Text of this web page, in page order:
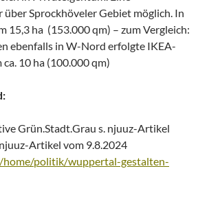
über Sprockhöveler Gebiet möglich. In
15,3 ha (153.000 qm) – zum Vergleich:
ebenfalls in W-Nord erfolgte IKEA-
10 ha (100.000 qm)
Grün.Stadt.Grau s. njuuz-Artikel
Artikel vom 9.8.2024
politik/wuppertal-gestalten-